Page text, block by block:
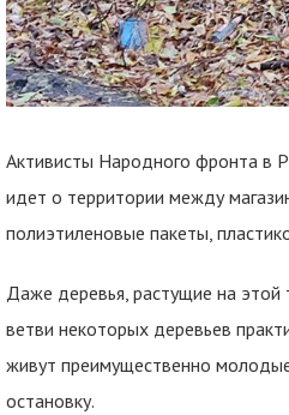
Активисты Народного фронта в
идет о территории между
полиэтиленовые пакеты,
Даже деревья, растущие на этой
ветви некоторых деревьев
живут преимущественно
остановку.